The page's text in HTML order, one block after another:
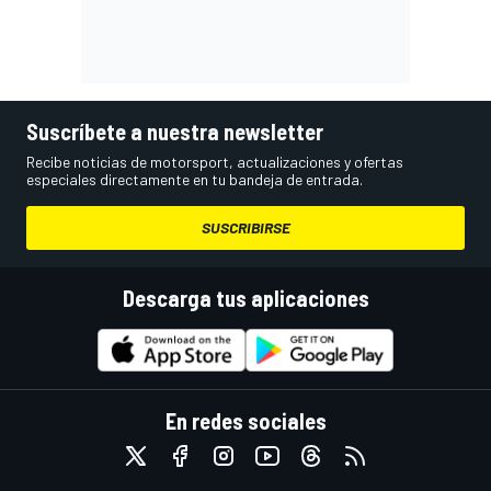
Suscríbete a nuestra newsletter
Recibe noticias de motorsport, actualizaciones y ofertas
especiales directamente en tu bandeja de entrada.
SUSCRIBIRSE
Descarga tus aplicaciones
En redes sociales